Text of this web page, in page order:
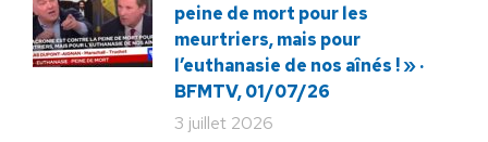
peine de mort pour les
meurtriers, mais pour
l’euthanasie de nos aînés ! » ·
BFMTV, 01/07/26
3 juillet 2026